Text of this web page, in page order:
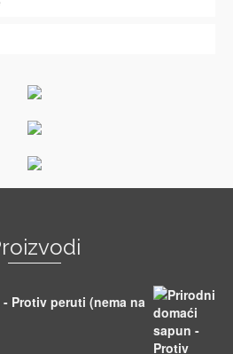
Protiv peruti (nema na